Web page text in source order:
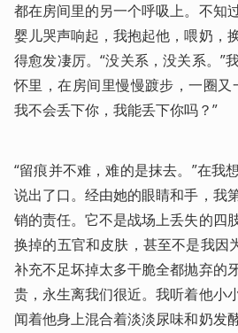
都在房间里的另一个呼吸上。不知
婴儿哭声响起，我抱起他，喂奶，
得愈发凄厉。“没关系，没关系。”
怀里，在房间里慢慢踱步，一圈又
我不会丢下你，我能丢下你吗？”
“留痕并不难，难的是抹去。”在我
说出了口。经由她的眼睛和手，我
销的责任。它不是战场上丢失的四
换掉的五官和皮肤，甚至不是我因
补充不足坏掉太多干脆全都抛弃的
贵，永生离我们很近。我听着他小
闻着他身上混合着淡淡尿味和奶发